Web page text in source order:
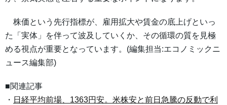
株価という先行指標が、雇用拡大や賃金の底上げといっ
た「実体」を伴って波及していくか、その循環の質を見極
める視点が重要となっています。(編集担当:エコノミックニ
ュース編集部)
■関連記事
・ 日経平均前場、1363円安。米株安と前日急騰の反動で利